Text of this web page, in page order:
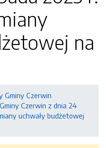
na
Gminy Czerwin
Czerwin z dnia 24
uchwały budżetowej